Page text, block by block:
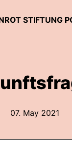
07. May 2021